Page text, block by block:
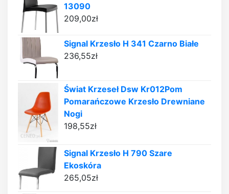
13090
209,00zł
Signal Krzesło H 341 Czarno Białe
236,55zł
Świat Krzeseł Dsw Kr012Pom
Pomarańczowe Krzesło Drewniane
Nogi
198,55zł
Signal Krzesło H 790 Szare
Ekoskóra
265,05zł